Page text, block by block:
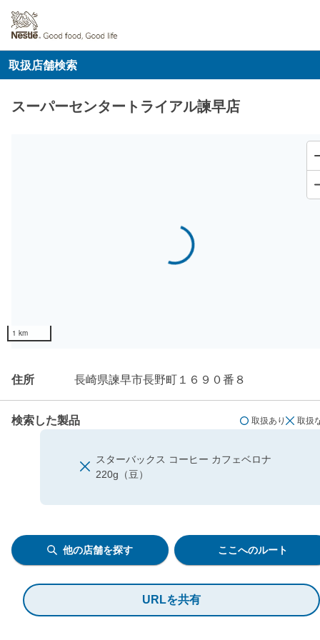
取扱店舗検索
スーパーセンタートライアル諫早店
住所 長崎県諫早市長野町１６９０番８
検索した製品 取扱あり 取扱
スターバックス コーヒー カフェベロナ
220g（豆）
他の店舗を探す ここへのルート
URLを共有
Loading...
1 km